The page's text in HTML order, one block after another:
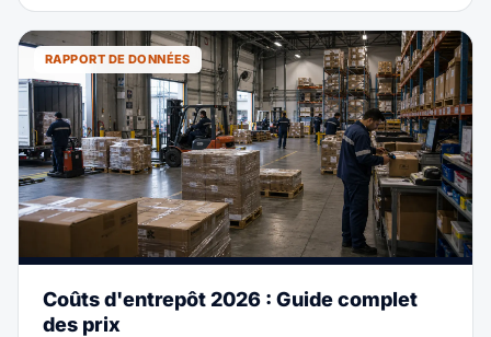
transit et de scénarios concrets vous aide à choisir le
mode optimal pour chaque expédition.
RAPPORT DE DONNÉES
Coûts d'entrepôt 2026 : Guide complet
des prix